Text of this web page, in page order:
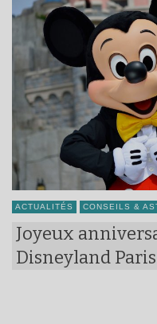
ACTUALITÉS CONSEILS &
Joyeux
Disneyland